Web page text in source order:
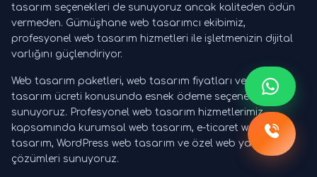
tasarım seçenekleri de sunuyoruz ancak kaliteden ödün
vermeden. Gümüşhane web tasarımcı ekibimiz,
profesyonel web tasarım hizmetleri ile işletmenizin dijital
varlığını güçlendiriyor.
Web tasarım paketleri, web tasarım fiyatları ve website
tasarım ücreti konusunda esnek ödeme seçenekleri
sunuyoruz. Profesyonel web tasarım hizmetlerimiz
kapsamında kurumsal web tasarım, e-ticaret web
tasarım, WordPress web tasarım ve özel web yazılım
çözümleri sunuyoruz.